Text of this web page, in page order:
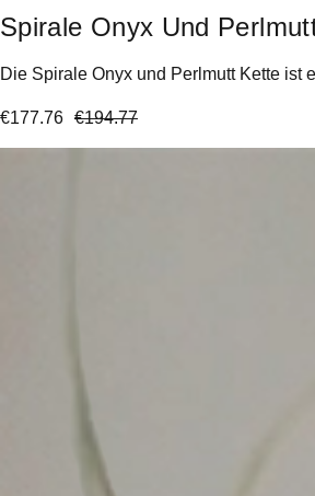
Spirale Onyx Und
Die Spirale Onyx und Perlmutt Kette ist
€194.77
€177.76